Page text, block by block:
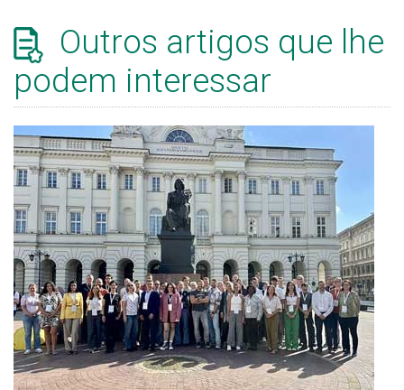
Outros artigos que lhe
podem interessar